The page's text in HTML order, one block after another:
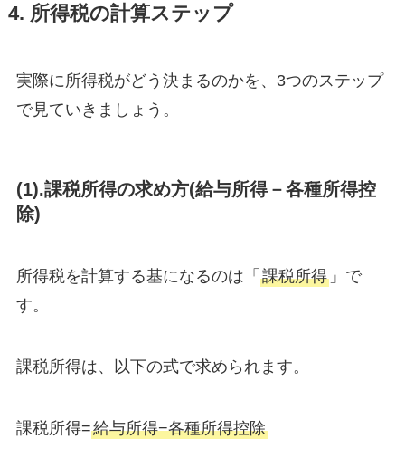
4. 所得税の計算ステップ
実際に所得税がどう決まるのかを、3つのステップ
で見ていきましょう。
(1).課税所得の求め方(給与所得－各種所得控
除)
所得税を計算する基になるのは「 課税所得」で
す。
課税所得は、以下の式で求められます。
課税所得=給与所得−各種所得控除